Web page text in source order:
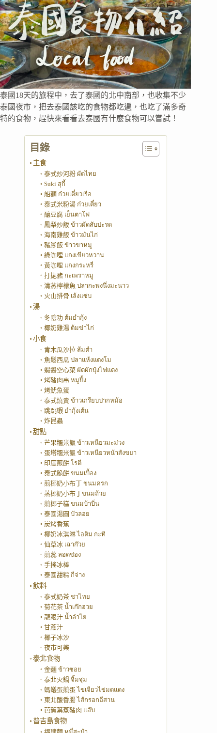
泰國18天的旅程中，去了泰國的北中南部，也收集不少
泰國夜市，把去泰國該吃的食物都吃遍，也吃了滿多奇
特的食物，趕快來看看去泰國有什麼食物可以嘗試！
目錄
主食
泰式炒河粉 ผัดไทย
Suki สุกี้
船麵 ก๋วยเตี๋ยวเรือ
泰式米粉湯 ก๋วยเตี๋ยว
釀豆腐 เย็นตาโฟ
鳳梨炒飯 ข้าวผัดสับปะรด
海南雞飯 ข้าวมันไก่
豬腳飯 ข้าวขาหมู
綠咖哩 แกงเขียวหวาน
黃咖哩 แกงกระหรี่
打拋豬 กะเพราหมู
清蒸檸檬魚 ปลากะพงนึ่งมะนาว
火山排骨 เล้งแซ่บ
湯
冬陰功 ต้มยำกุ้ง
椰奶雞湯 ต้มข่าไก่
小食
青木瓜沙拉 ส้มตำ
魚鬆西瓜 ปลาแห้งแตงโม
蝦醬空心菜 ผัดผักบุ้งไฟแดง
烤豬肉串 หมูปิ้ง
烤魷魚蛋
泰式燒賣 ข้าวเกรียบปากหม้อ
跳跳蝦 ยำกุ้งเต้น
炸昆蟲
甜點
芒果糯米飯 ข้าวเหนียวมะม่วง
蛋塔糯米飯 ข้าวเหนียวหน้าสังขยา
印度煎餅 โรตี
泰式脆餅 ขนมเบื้อง
煎椰奶小布丁 ขนมครก
蒸椰奶小布丁ขนมถ้วย
煎椰子糕 ขนมบ้าบิ่น
泰國湯圓 บัวลอย
炭烤香蕉
椰奶冰淇淋 ไอติม กะทิ
仙草冰 เฉาก๊วย
煎蕊 ลอดช่อง
手搖冰棒
泰國甜粽 กี่จ่าง
飲料
泰式奶茶 ชาไทย
菊花茶 น้ำเก๊กฮวย
龍眼汁 น้ำลำไย
甘蔗汁
椰子冰沙
夜市可樂
泰北食物
金麵 ข้าวซอย
泰北火鍋 จิ้มจุ่ม
螞蟻蛋煎蛋 ไข่เจียวไข่มดแดง
東北酸香腸 ไส้กรอกอีสาน
芭蕉葉蒸豬肉 แอ๊บ
普吉島食物